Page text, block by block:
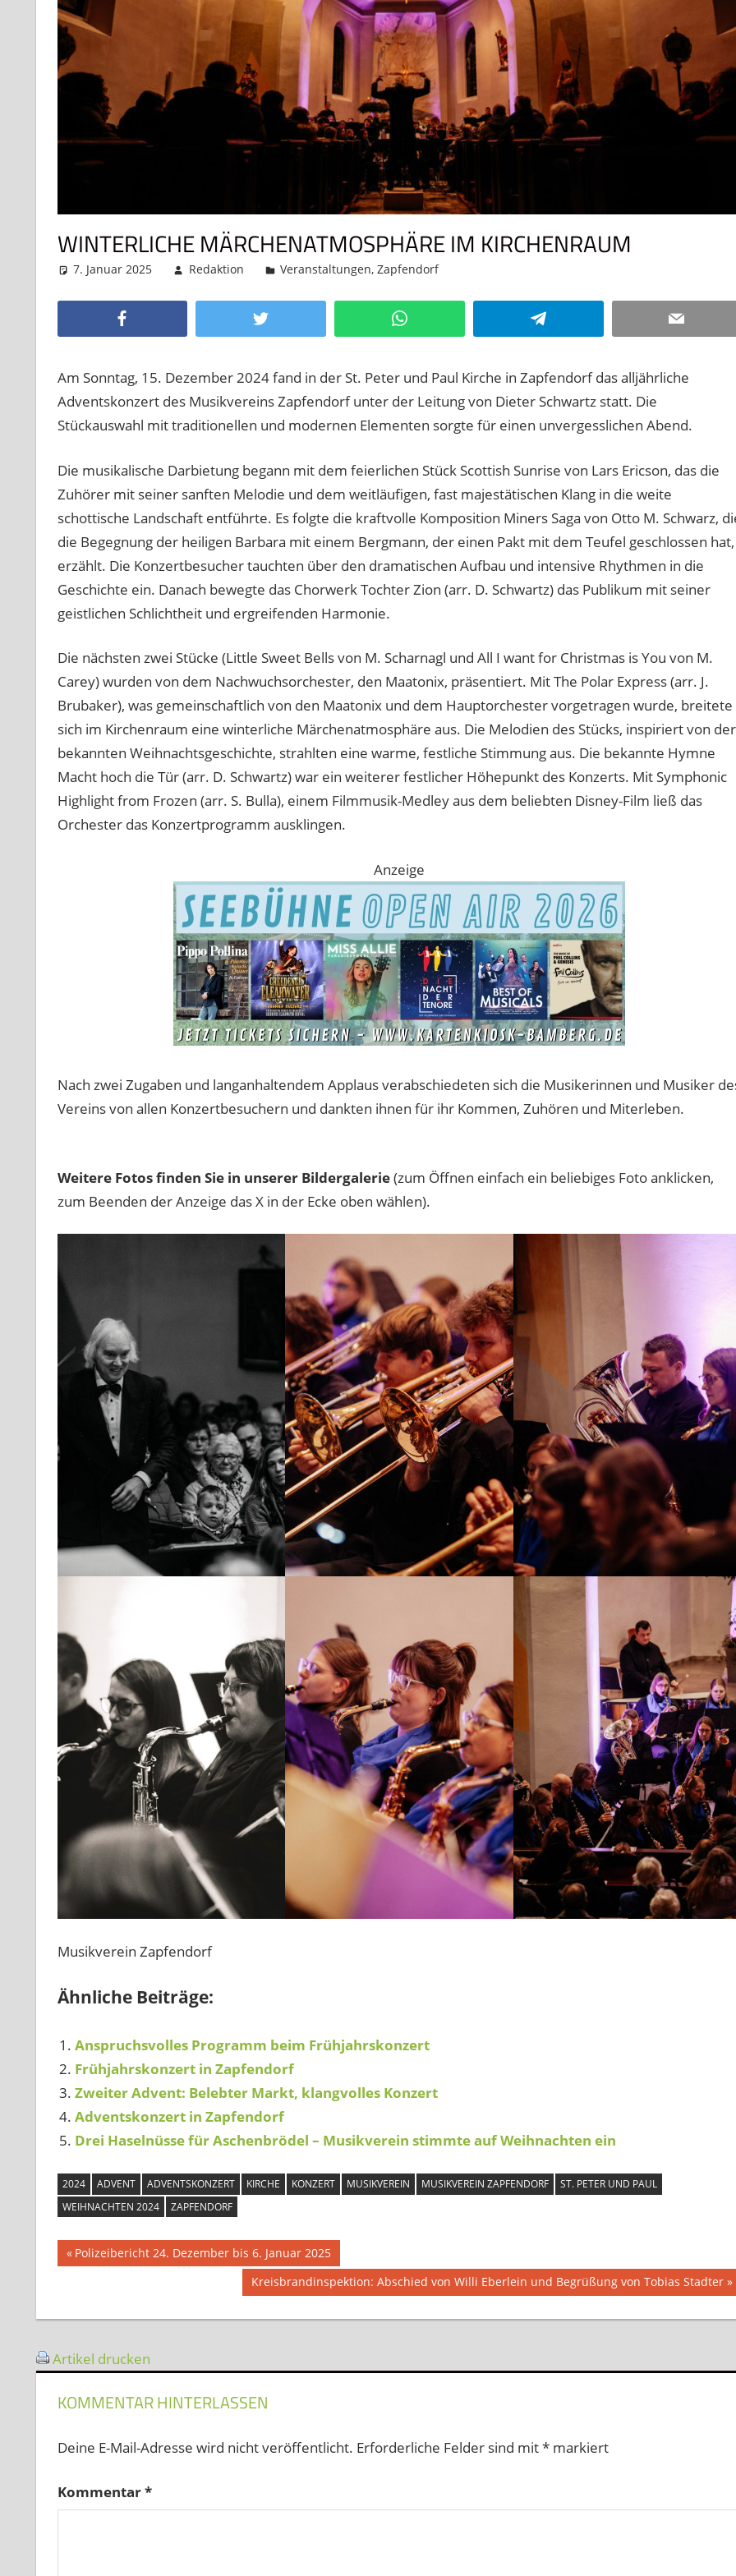
WINTERLICHE MÄRCHENATMOSPHÄRE IM KIRCHENRAUM
7. Januar 2025 Redaktion Veranstaltungen,Zapfendorf
Twitter WhatsApp Telegram Email
Am Sonntag, 15. Dezember 2024 fand in der St. Peter und Paul Kirche in Zapfendorf das alljährliche
Adventskonzert des Musikvereins Zapfendorf unter der Leitung von Dieter Schwartz statt. Die
Stückauswahl mit traditionellen und modernen Elementen sorgte für einen unvergesslichen Abend.
Die musikalische Darbietung begann mit dem feierlichen Stück Scottish Sunrise von Lars Ericson, das die
Zuhörer mit seiner sanften Melodie und dem weitläufigen, fast majestätischen Klang in die weite
schottische Landschaft entführte. Es folgte die kraftvolle Komposition Miners Saga von Otto M. Schwarz,
die Begegnung der heiligen Barbara mit einem Bergmann, der einen Pakt mit dem Teufel geschlossen hat,
erzählt. Die Konzertbesucher tauchten über den dramatischen Aufbau und intensive Rhythmen in die
Geschichte ein. Danach bewegte das Chorwerk Tochter Zion (arr. D. Schwartz) das Publikum mit seiner
geistlichen Schlichtheit und ergreifenden Harmonie.
Die nächsten zwei Stücke (Little Sweet Bells von M. Scharnagl und All I want for Christmas is You von M.
Carey) wurden von dem Nachwuchsorchester, den Maatonix, präsentiert. Mit The Polar Express (arr. J.
Brubaker), was gemeinschaftlich von den Maatonix und dem Hauptorchester vorgetragen wurde, breitete
sich im Kirchenraum eine winterliche Märchenatmosphäre aus. Die Melodien des Stücks, inspiriert von der
bekannten Weihnachtsgeschichte, strahlten eine warme, festliche Stimmung aus. Die bekannte Hymne
Macht hoch die Tür (arr. D. Schwartz) war ein weiterer festlicher Höhepunkt des Konzerts. Mit Symphonic
Highlight from Frozen (arr. S. Bulla), einem Filmmusik-Medley aus dem beliebten Disney-Film ließ das
Orchester das Konzertprogramm ausklingen.
Anzeige
Nach zwei Zugaben und langanhaltendem Applaus verabschiedeten sich die Musikerinnen und Musiker
Vereins von allen Konzertbesuchern und dankten ihnen für ihr Kommen, Zuhören und Miterleben.
Weitere Fotos finden Sie in unserer Bildergalerie(zum Öffnen einfach ein beliebiges Foto anklicken,
zum Beenden der Anzeige das X in der Ecke oben wählen).
Musikverein Zapfendorf
Ähnliche Beiträge:
Anspruchsvolles Programm beim Frühjahrskonzert
Frühjahrskonzert in Zapfendorf
Zweiter Advent: Belebter Markt, klangvolles Konzert
Adventskonzert in Zapfendorf
Drei Haselnüsse für Aschenbrödel – Musikverein stimmte auf Weihnachten ein
2024 ADVENT ADVENTSKONZERT KIRCHE KONZERT MUSIKVEREIN MUSIKVEREIN ZAPFENDORF
ST. PETER UND PAUL
WEIHNACHTEN 2024
ZAPFENDORF
Beitragsnavigation
Vorheriger
Beitrag:
Polizeibericht 24. Dezember bis 6. Januar 2025
Nächster
Beitrag:
Kreisbrandinspektion: Abschied von Willi Eberlein und Begrüßung von Tobias Stadter
Artikel drucken
KOMMENTAR HINTERLASSEN
Deine E-Mail-Adresse wird nicht veröffentlicht. Erforderliche Felder sind mit*markiert
Kommentar*